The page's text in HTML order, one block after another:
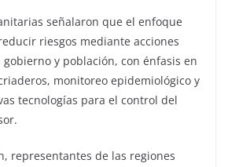
señalaron que el enfoque
riesgos mediante acciones
y población, con énfasis en
monitoreo epidemiológico y
tecnologías para el control del
representantes de las regiones